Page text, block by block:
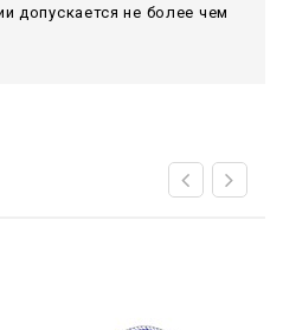
допускается не более чем